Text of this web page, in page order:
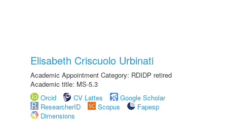
Elisabeth Criscuolo Urbinati
Academic Appointment Category: RDIDP retired
Academic title: MS-5.3
Orcid
CV Lattes
Google Scholar
ResearcherID
Scopus
Fapesp
Dimensions